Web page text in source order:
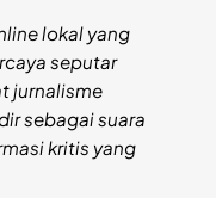
lokal yang
seputar
jurnalisme
sebagai suara
kritis yang